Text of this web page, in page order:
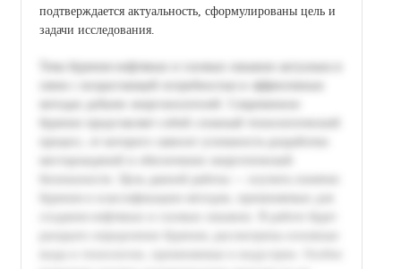
подтверждается актуальность, сформулированы цель и
задачи исследования.